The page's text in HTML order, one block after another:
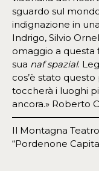
sguardo sul
indignazione in
Indrigo, Silvio
omaggio a questa
sua naf spazial.
cos’è stato
toccherà i luoghi
ancora.» Roberto
Il Montagna
“Pordenone